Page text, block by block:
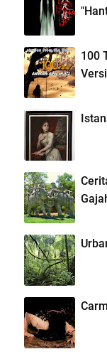
100